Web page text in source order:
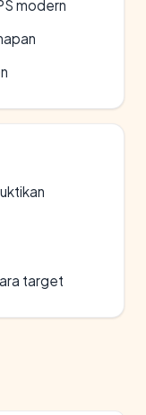
modern
target